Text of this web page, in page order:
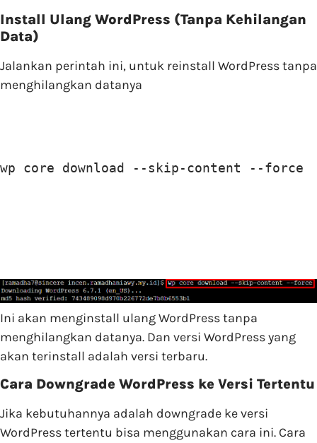
Install Ulang WordPress (Tanpa Kehilangan
Data)
Jalankan perintah ini, untuk reinstall WordPress tanpa
menghilangkan datanya
wp core download --skip-content --force
Ini akan menginstall ulang WordPress tanpa
menghilangkan datanya. Dan versi WordPress yang
akan terinstall adalah versi terbaru.
Cara Downgrade WordPress ke Versi Tertentu
Jika kebutuhannya adalah downgrade ke versi
WordPress tertentu bisa menggunakan cara ini. Cara